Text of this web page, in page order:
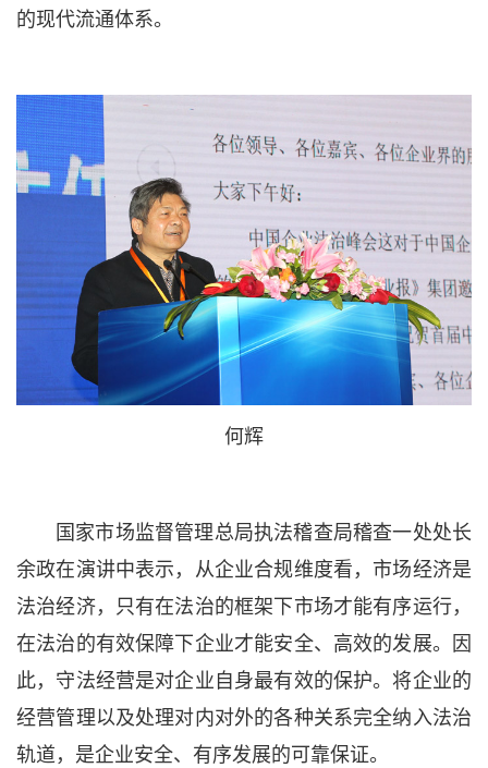
的现代流通体系。
何辉
国家市场监督管理总局执法稽查局稽查一处处长
余政在演讲中表示，从企业合规维度看，市场经济是
法治经济，只有在法治的框架下市场才能有序运行，
在法治的有效保障下企业才能安全、高效的发展。因
此，守法经营是对企业自身最有效的保护。将企业的
经营管理以及处理对内对外的各种关系完全纳入法治
轨道，是企业安全、有序发展的可靠保证。